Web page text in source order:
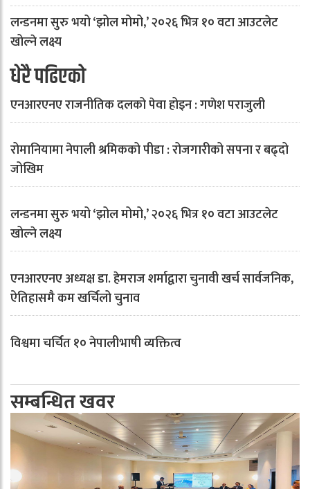
लन्डनमा सुरु भयो ‘झोल मोमो,’ २०२६ भित्र १० वटा आउटलेट
खोल्ने लक्ष्य
धेरै पढिएको
एनआरएनए राजनीतिक दलको पेवा होइन : गणेश पराजुली
रोमानियामा नेपाली श्रमिकको पीडा : रोजगारीको सपना र बढ्दो
जोखिम
लन्डनमा सुरु भयो ‘झोल मोमो,’ २०२६ भित्र १० वटा आउटलेट
खोल्ने लक्ष्य
एनआरएनए अध्यक्ष डा. हेमराज शर्माद्वारा चुनावी खर्च सार्वजनिक,
ऐतिहासमै कम खर्चिलो चुनाव
विश्वमा चर्चित १० नेपालीभाषी व्यक्तित्व
सम्बन्धित खवर